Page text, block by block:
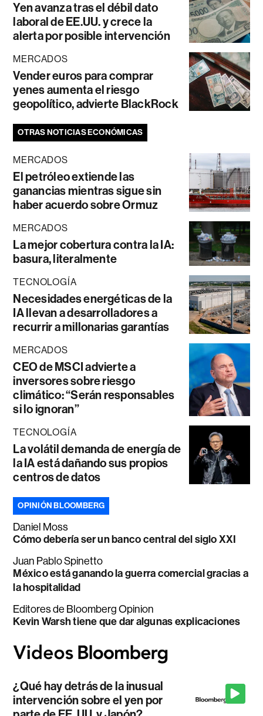
Yen avanza tras el débil dato
laboral de EE.UU. y crece la
alerta por posible intervención
MERCADOS
Vender euros para comprar
yenes aumenta el riesgo
geopolítico, advierte BlackRock
OTRAS NOTICIAS ECONÓMICAS
MERCADOS
El petróleo extiende las
ganancias mientras sigue sin
haber acuerdo sobre Ormuz
MERCADOS
La mejor cobertura contra la IA:
basura, literalmente
TECNOLOGÍA
Necesidades energéticas de la
IA llevan a desarrolladores a
recurrir a millonarias garantías
MERCADOS
CEO de MSCI advierte a
inversores sobre riesgo
climático: “Serán responsables
si lo ignoran”
TECNOLOGÍA
La volátil demanda de energía de
la IA está dañando sus propios
centros de datos
OPINIÓN BLOOMBERG
Daniel Moss
Cómo debería ser un banco central del siglo XXI
Juan Pablo Spinetto
México está ganando la guerra comercial gracias a
la hospitalidad
Editores de Bloomberg Opinion
Kevin Warsh tiene que dar algunas explicaciones
¿Qué hay detrás de la inusual
intervención sobre el yen por